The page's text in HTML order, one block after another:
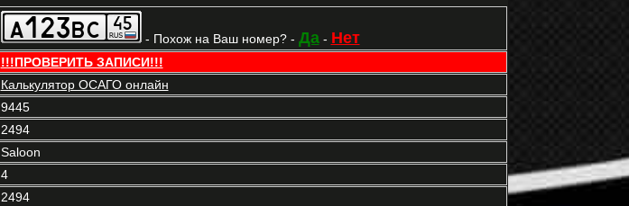
- Похож на Ваш номер? - Да- Нет
!!!ПРОВЕРИТЬ ЗАПИСИ!!!
Калькулятор ОСАГО онлайн
9445
2494
Saloon
4
2494